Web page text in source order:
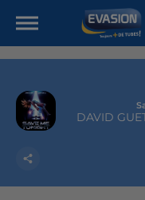
DAVID